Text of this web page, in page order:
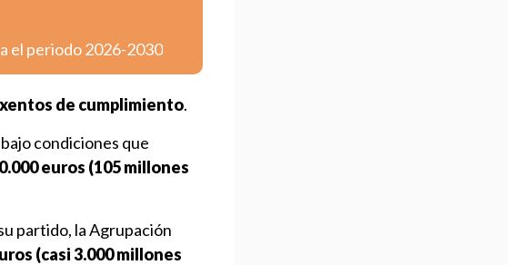
el periodo 2026-2030
de cumplimiento.
bajo condiciones que
euros (105 millones
partido, la Agrupación
(casi 3.000 millones